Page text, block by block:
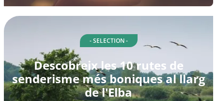
- SELECTION -
Descobreix les 10 rutes de
senderisme més boniques al llarg
de l'Elba